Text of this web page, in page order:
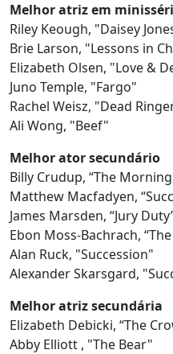
Melhor atriz em
Riley Keough, "Daisey
Brie Larson, "Lessons in
Elizabeth Olsen, "Love &
Juno Temple, "Fargo"
Rachel Weisz, "Dead
Ali Wong, "Beef"
Melhor ator secundário
Billy Crudup, “The
Matthew Macfadyen,
James Marsden, “Jury
Ebon Moss-Bachrach,
Alan Ruck, "Succession"
Alexander Skarsgard,
Melhor atriz secundária
Elizabeth Debicki, “The
Abby Elliott , "The Bear"